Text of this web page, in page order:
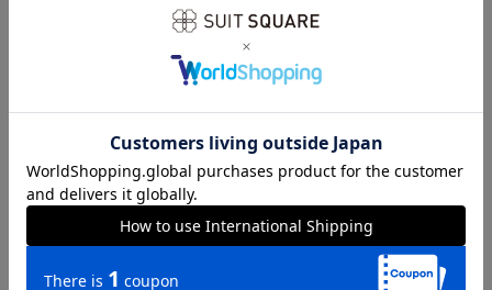
《パンツ》ウエスト表示80cm ウエスト仕上がり83cm ヒ
ップ98.8cm 股上23.5cm ワタリ幅32.9cm ヒザ幅
21.5cm 裾幅18.7cm
93.5cm 肩幅45.7cm 袖丈61cm
《パンツ》ウエスト表示82cm ウエスト仕上がり85cm ヒ
ップ100.8cm 股上24cm ワタリ幅33.5cm ヒザ幅
21.8cm 裾幅19cm